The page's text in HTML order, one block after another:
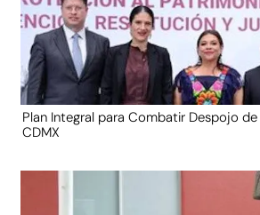
Plan Integral para Combatir Despojo de
CDMX